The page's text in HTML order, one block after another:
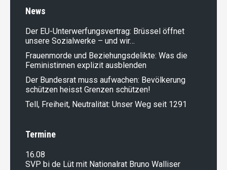
News
Der EU-Unterwerfungsvertrag: Brüssel öffnet
unsere Sozialwerke – und wir…
Frauenmorde und Beziehungsdelikte: Was die
Feministinnen explizit ausblenden
Der Bundesrat muss aufwachen: Bevölkerung
schützen heisst Grenzen schützen!
Tell, Freiheit, Neutralität: Unser Weg seit 1291
Termine
16.08
SVP bi de Lüt mit Nationalrat Bruno Walliser